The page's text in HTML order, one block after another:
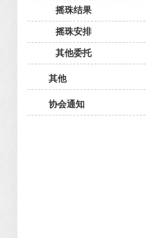
摇珠结果
摇珠安排
其他委托
其他
协会通知